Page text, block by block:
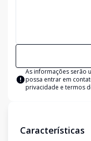
As informações serão
possa entrar em
privacidade e termos
Características